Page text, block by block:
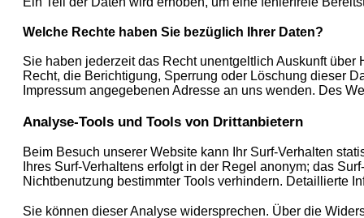
Welche Rechte haben Sie bezüglich Ihrer Daten?
Sie haben jederzeit das Recht unentgeltlich Auskunft
Recht, die Berichtigung, Sperrung oder Löschung dieser
Impressum angegebenen Adresse an uns wenden. Des
Analyse-Tools und Tools von Drittanbietern
Beim Besuch unserer Website kann Ihr Surf-Verhalten
Ihres Surf-Verhaltens erfolgt in der Regel anonym; das
Nichtbenutzung bestimmter Tools verhindern. Detaillierte
Sie können dieser Analyse widersprechen. Über die